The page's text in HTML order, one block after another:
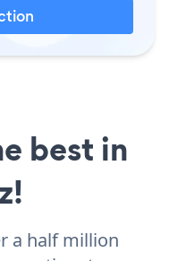
best in
a half million